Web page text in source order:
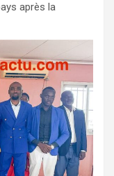
après la